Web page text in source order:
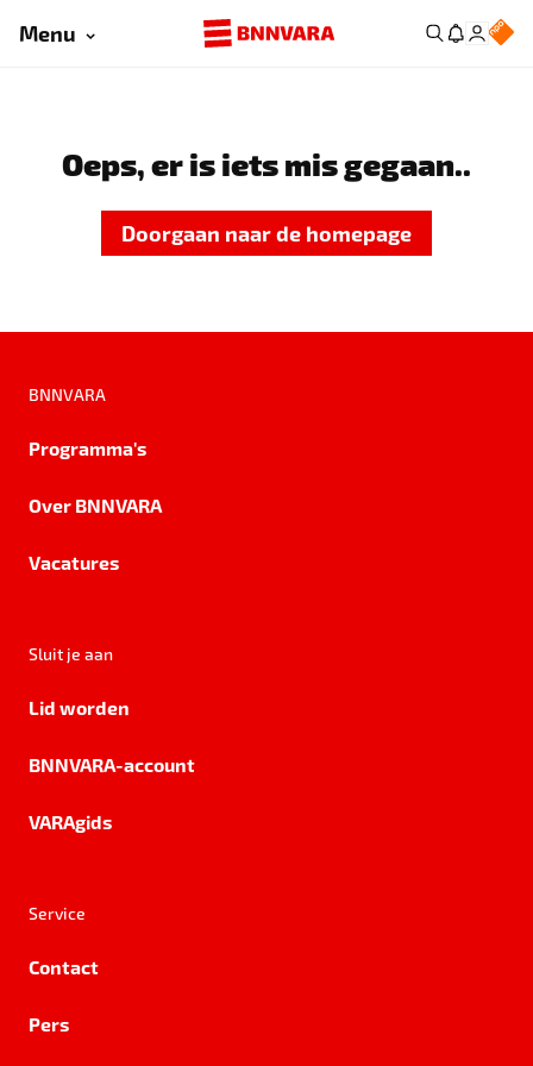
Menu
Oeps, er is iets mis gegaan..
Doorgaan naar de homepage
BNNVARA
Programma's
Over BNNVARA
Vacatures
Sluit je aan
Lid worden
BNNVARA-account
VARAgids
Service
Contact
Pers